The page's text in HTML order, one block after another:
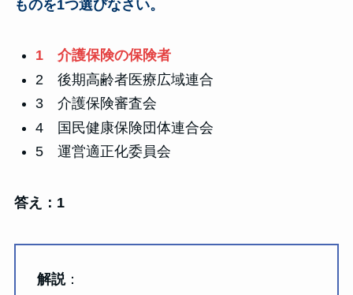
ものを1つ選びなさい。
1 介護保険の保険者
2 後期高齢者医療広域連合
3 介護保険審査会
4 国民健康保険団体連合会
5 運営適正化委員会
答え：1
解説：